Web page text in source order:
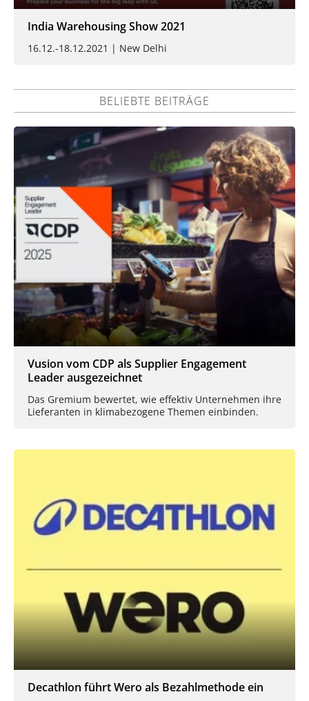
India Warehousing Show 2021
16.12.-18.12.2021 | New Delhi
BELIEBTE BEITRÄGE
Vusion vom CDP als Supplier Engagement
Leader ausgezeichnet
Das Gremium bewertet, wie effektiv Unternehmen ihre
Lieferanten in klimabezogene Themen einbinden.
Decathlon führt Wero als Bezahlmethode ein